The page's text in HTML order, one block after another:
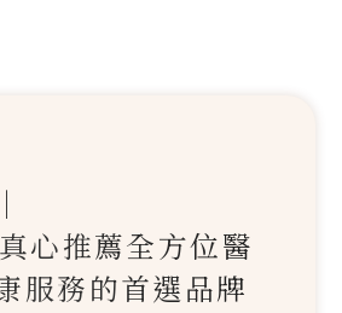
心推薦全方位醫
服務的首選品牌